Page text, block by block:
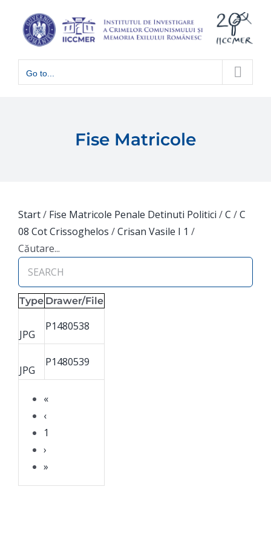
content
Go to...
Fise Matricole
Start/ Fise Matricole Penale Detinuti Politici /C /C
08 Cot Crissoghelos /Crisan Vasile I 1 /
Căutare...
Type Drawer/File
«
‹
1
›
»
JPG
P1480538
JPG
P1480539